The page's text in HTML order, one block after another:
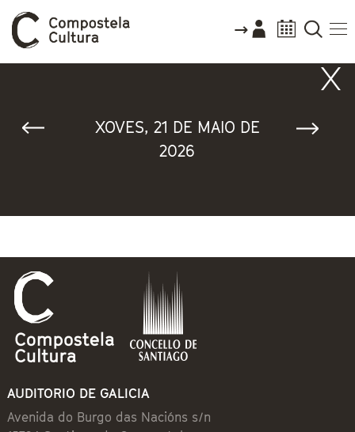
XOVES, 21 DE MAIO DE
2026
AUDITORIO DE GALICIA
Avenida do Burgo das Nacións s/n